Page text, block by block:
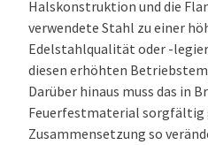
Halskonstruktion und die
verwendete Stahl zu einer
Edelstahlqualität oder -
diesen erhöhten
Darüber hinaus muss das in
Feuerfestmaterial sorgfältig
Zusammensetzung so